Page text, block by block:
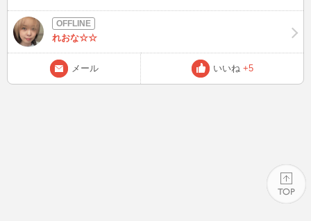
れおな☆☆
メール いいね +5